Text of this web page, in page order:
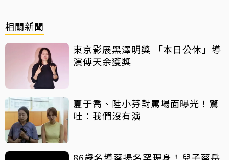
相關新聞
東京影展黑澤明獎 「本日公休」導
演傅天余獲獎
夏于喬、陸小芬對罵場面曝光！驚
吐：我們沒有演